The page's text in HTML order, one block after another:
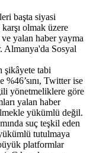
başta siyasi
olmak üzere
yalan haber yayma
Almanya'da Sosyal
şikâyete tabi
Twitter ise
yönetmeliklere göre
yalan haber
yükümlü değil.
suç teşkil eden
tutulmaya
platformlar